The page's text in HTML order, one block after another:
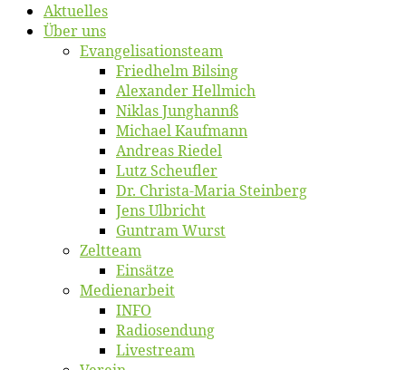
Ak­tu­el­les
Über uns
Evangelisa­tions­team
Fried­helm Bilsing
Alex­an­der Hellmich
Ni­klas Junghannß
Mi­cha­el Kaufmann
An­dre­as Riedel
Lutz Scheuf­ler
Dr. Chris­­ta-Ma­ria Steinberg
Jens Ulb­richt
Gun­tram Wurst
Zelt­team
Ein­sät­ze
Me­di­en­ar­beit
INFO
Ra­dio­sen­dung
Live­stream